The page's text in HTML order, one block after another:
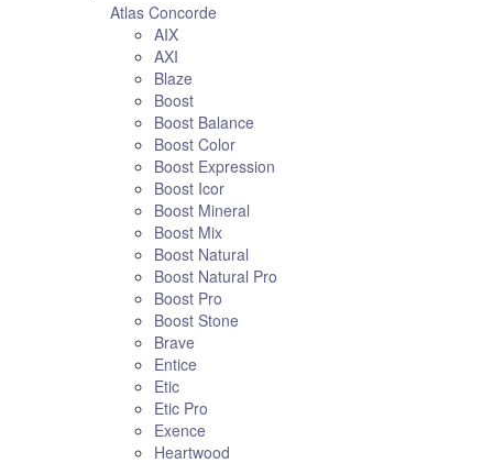
Atlas Concorde
AIX
AXI
Blaze
Boost
Boost Balance
Boost Color
Boost Expression
Boost Icor
Boost Mineral
Boost Mix
Boost Natural
Boost Natural Pro
Boost Pro
Boost Stone
Brave
Entice
Etic
Etic Pro
Exence
Heartwood